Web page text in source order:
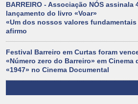
BARREIRO - Associação NÓS assinala
lançamento do livro «Voar»
«Um dos nossos valores fundamentais
afirmo
Festival Barreiro em Curtas foram
«Número zero do Barreiro» em Cinema
«1947» no Cinema Documental